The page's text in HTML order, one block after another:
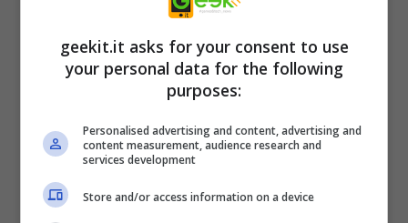
Un altro DLC, il Top Secret Training Set per i
personaggi del Season Pass 7 è anche
disponibile. Questo oggetto sblocca
immediatamente Ninjutsu e oggetti per il
Training Rank 5 per tutti i maestri disponibili
nel Season Pass 7.
geekit.it asks for your consent to use
your personal data for the following
purposes:
Personalised advertising and content, advertising and
content measurement, audience research and
services development
Store and/or access information on a device